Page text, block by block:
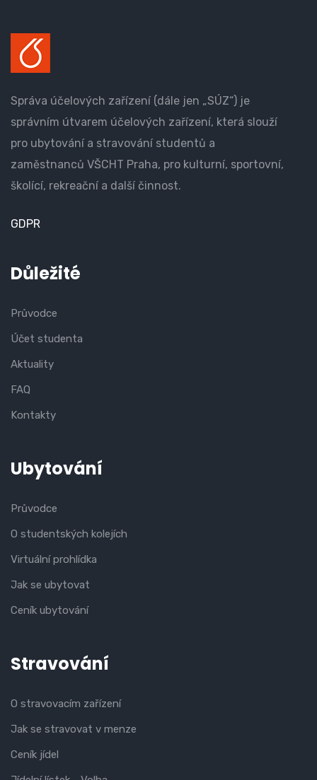
Správa účelových zařízení (dále jen „SÚZ“) je
správním útvarem účelových zařízení, která slouží
pro ubytování a stravování studentů a
zaměstnanců VŠCHT Praha, pro kulturní, sportovní,
školící, rekreační a další činnost.
GDPR
Důležité
Průvodce
Účet studenta
Aktuality
FAQ
Kontakty
Ubytování
Průvodce
O studentských kolejích
Virtuální prohlídka
Jak se ubytovat
Ceník ubytování
Stravování
O stravovacím zařízení
Jak se stravovat v menze
Ceník jídel